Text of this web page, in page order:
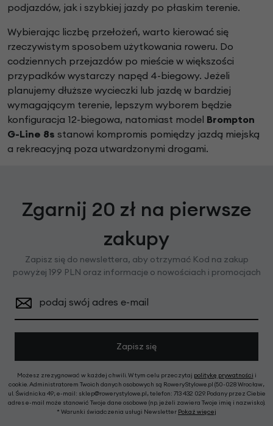
podjazdów, jak i szybkiej jazdy po płaskim terenie.
Wybierając liczbę przełożeń, warto kierować się
rzeczywistym sposobem użytkowania roweru. Do
codziennych przejazdów po mieście w większości
przypadków wystarczy napęd 4-biegowy. Jeżeli
planujemy dłuższe wycieczki lub jazdę w bardziej
wymagającym terenie, lepszym wyborem będzie
konfiguracja 12-biegowa, natomiast model Brompton
G-Line 8s stanowi kompromis pomiędzy jazdą miejską
a rekreacyjną poza utwardzonymi drogami.
Zgarnij 20 zł na pierwsze
zakupy
Zapisz się do newslettera, aby otrzymać Kod na zakup
powyżej 199 PLN oraz informacje o nowościach i promocjach
podaj swój adres e-mail
Zapisz się
Możesz zrezygnować w każdej chwili. W tym celu przeczytaj politykę prywatności i
cookie. Administratorem Twoich danych osobowych są RoweryStylowe.pl (50-028 Wrocław,
ul. Świdnicka 49; e-mail: sklep@rowerystylowe.pl, telefon: 713 432 029. Podany przez Ciebie
adres e-mail może stanowić Twoje dane osobowe (np. jeżeli zawiera Twoje imię i nazwisko).
* Warunki świadczenia usługi Newsletter Pokaż więcej